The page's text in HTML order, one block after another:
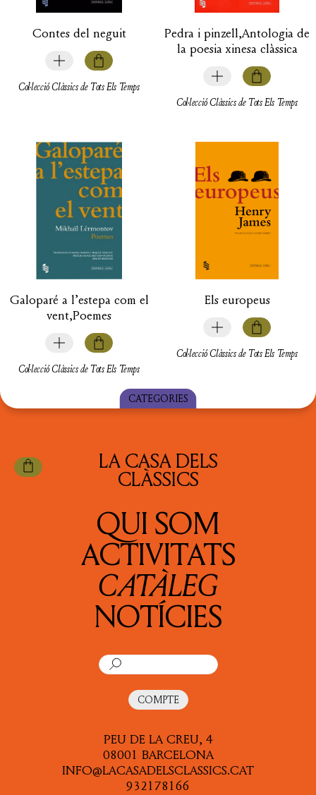
Contes del neguit
Col·lecció Clàssics de Tots Els Temps
Pedra i pinzell,Antologia de
la poesia xinesa clàssica
Col·lecció Clàssics de Tots Els Temps
Galoparé a l’estepa com el
vent,Poemes
Col·lecció Clàssics de Tots Els Temps
Els europeus
Col·lecció Clàssics de Tots Els Temps
CATEGORIES
CIÈNCIA
FILOSOFIA
HISTÒRIA
MITOGRAFIA
NOVEL·LA
ORATÒRIA I RETÒRICA
PATRÍSTICA
TEATRE
ALTRES
LA CASA DELS
CLÀSSICS
COMPTE
QUI SOM
ACTIVITATS
CATÀLEG
NOTÍCIES
PEU DE LA CREU, 4
08001 BARCELONA
INFO@LACASADELSCLASSICS.CAT
932178166